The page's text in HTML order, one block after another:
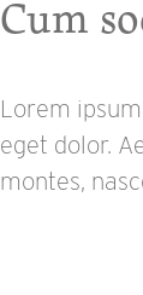
Cum
Lorem
eget dolor.
montes,